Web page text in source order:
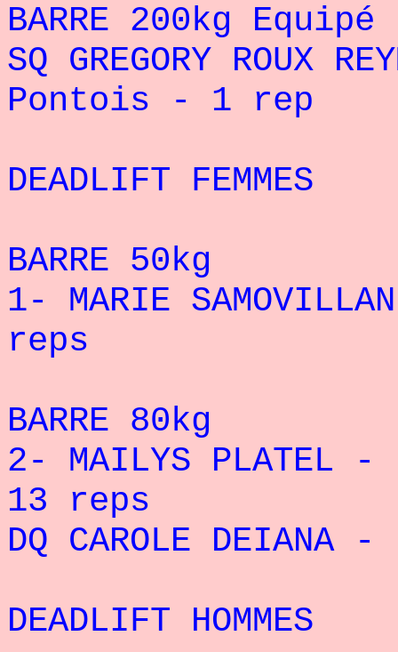
BARRE 200kg
SQ GREGORY ROUX
Pontois - 1 rep
DEADLIFT FEMMES
BARRE 50kg
1- MARIE
reps
BARRE 80kg
2- MAILYS PLATEL
13 reps
DQ CAROLE
DEADLIFT HOMMES